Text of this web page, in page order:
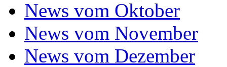
News vom Oktober
News vom November
News vom Dezember